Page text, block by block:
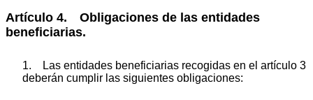
Artículo 4. Obligaciones de las entidades
beneficiarias.
1. Las entidades beneficiarias recogidas en el artículo 3
deberán cumplir las siguientes obligaciones: